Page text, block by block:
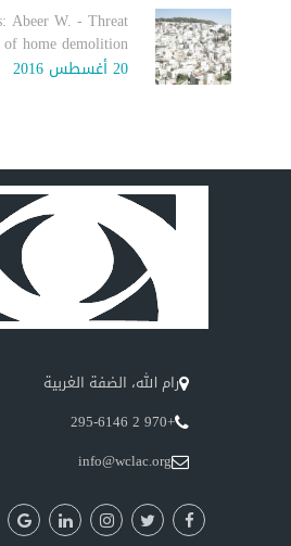
Abeer W. - Threat
of home demolition
20 أغسطس 2016
رام الله، الضفة الغربية
+970 2 295-6146
info@wclac.org